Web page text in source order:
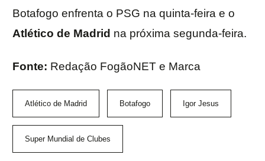
Botafogo enfrenta o PSG na quinta-feira e o
Atlético de Madrid na próxima segunda-feira.
Fonte: Redação FogãoNET e Marca
Atlético de Madrid Botafogo Igor Jesus
Super Mundial de Clubes